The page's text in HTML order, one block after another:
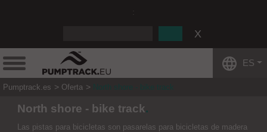
ES
Pumptrack.es Oferta North shore - bike track
North shore - bike track
Las pistas para bicicletas son pasarelas para bicicletas de madera